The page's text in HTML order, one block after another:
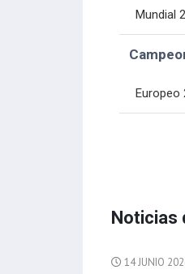
Mundial
Europeo
Noticias
14 JUNIO